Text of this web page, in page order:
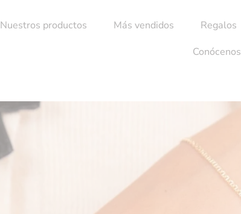
Nuestros productos Más vendidos Regalos
Conócenos